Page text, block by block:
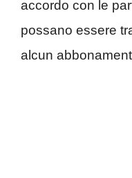
accordo con le
possano essere
alcun